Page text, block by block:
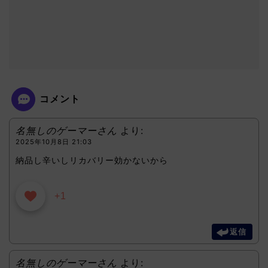
コメント
名無しのゲーマーさん より:
2025年10月8日 21:03
納品し辛いしリカバリー効かないから
+1
返信
名無しのゲーマーさん より: